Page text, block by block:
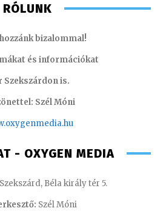
RÓLUNK
bizalommal!
és információkat
Szekszárdon is.
Szél Móni
- OXYGEN MEDIA
Béla király tér 5.
Szél Móni